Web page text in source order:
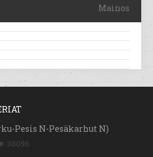
Mainos
Pesis N-Pesäkarhut N)
38056